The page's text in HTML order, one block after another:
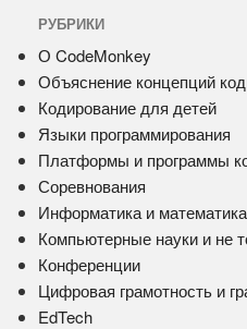
РУБРИКИ
О CodeMonkey
Объяснение концепций
Кодирование для детей
Языки программирования
Платформы и программы
Соревнования
Информатика и математика
Компьютерные науки и не
Конференции
Цифровая грамотность и
EdTech